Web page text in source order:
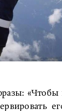
«Чтобы